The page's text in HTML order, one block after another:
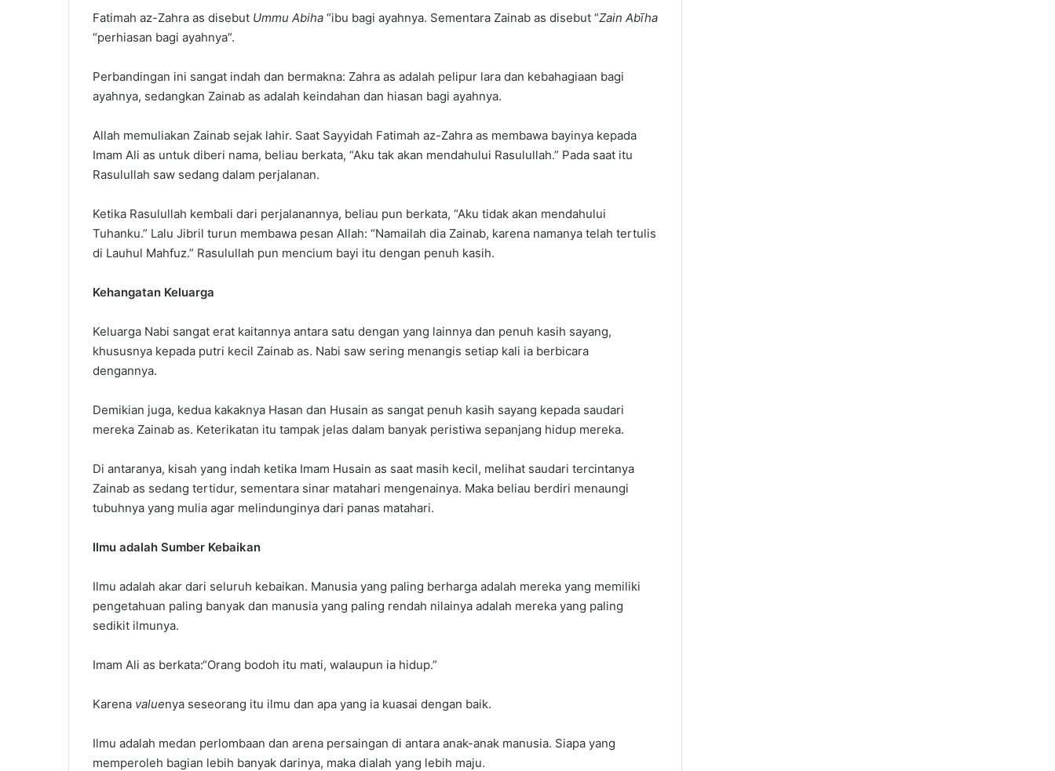
Fatimah az-Zahra as disebut Ummu Abiha “ibu bagi ayahnya. Sementara Zainab as disebut “Zain Abīha
“perhiasan bagi ayahnya”.
Perbandingan ini sangat indah dan bermakna: Zahra as adalah pelipur lara dan kebahagiaan bagi
ayahnya, sedangkan Zainab as adalah keindahan dan hiasan bagi ayahnya.
Allah memuliakan Zainab sejak lahir. Saat Sayyidah Fatimah az-Zahra as membawa bayinya kepada
Imam Ali as untuk diberi nama, beliau berkata, “Aku tak akan mendahului Rasulullah.” Pada saat itu
Rasulullah saw sedang dalam perjalanan.
Ketika Rasulullah kembali dari perjalanannya, beliau pun berkata, “Aku tidak akan mendahului
Tuhanku.” Lalu Jibril turun membawa pesan Allah: “Namailah dia Zainab, karena namanya telah tertulis
di Lauhul Mahfuz.” Rasulullah pun mencium bayi itu dengan penuh kasih.
Kehangatan Keluarga
Keluarga Nabi sangat erat kaitannya antara satu dengan yang lainnya dan penuh kasih sayang,
khususnya kepada putri kecil Zainab as. Nabi saw sering menangis setiap kali ia berbicara
dengannya.
Demikian juga, kedua kakaknya Hasan dan Husain as sangat penuh kasih sayang kepada saudari
mereka Zainab as. Keterikatan itu tampak jelas dalam banyak peristiwa sepanjang hidup mereka.
Di antaranya, kisah yang indah ketika Imam Husain as saat masih kecil, melihat saudari tercintanya
Zainab as sedang tertidur, sementara sinar matahari mengenainya. Maka beliau berdiri menaungi
tubuhnya yang mulia agar melindunginya dari panas matahari.
Ilmu adalah Sumber Kebaikan
Ilmu adalah akar dari seluruh kebaikan. Manusia yang paling berharga adalah mereka yang memiliki
pengetahuan paling banyak dan manusia yang paling rendah nilainya adalah mereka yang paling
sedikit ilmunya.
Imam Ali as berkata:“Orang bodoh itu mati, walaupun ia hidup.”
Karena valuenya seseorang itu ilmu dan apa yang ia kuasai dengan baik.
Ilmu adalah medan perlombaan dan arena persaingan di antara anak-anak manusia. Siapa yang
memperoleh bagian lebih banyak darinya, maka dialah yang lebih maju.